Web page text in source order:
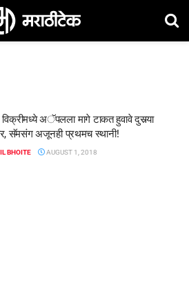
विक्रीमध्ये अॅपलला मागे टाकत हुवावे दुसर्‍या
सॅमसंग अजूनही प्रथमच स्थानी!
BHOITE AUGUST 1, 2018